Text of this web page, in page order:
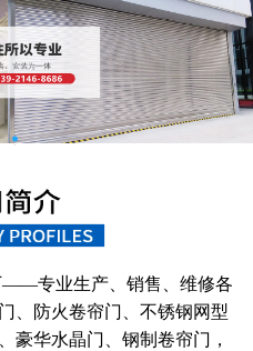
专业生产、销售、维修各
、防火卷帘门、不锈钢网型
豪华水晶门、钢制卷帘门，